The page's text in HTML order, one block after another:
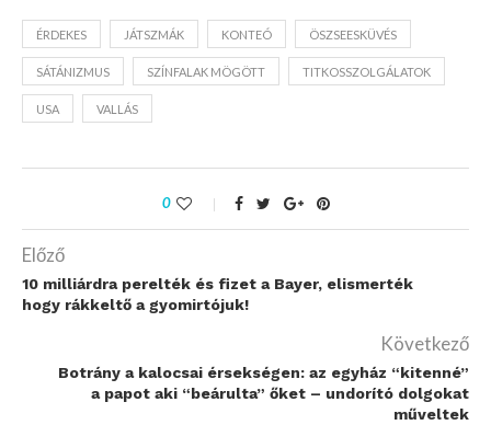
ÉRDEKES JÁTSZMÁK KONTEÓ ÖSZSEESKÜVÉS
SÁTÁNIZMUS SZÍNFALAK MÖGÖTT TITKOSSZOLGÁLATOK
USA VALLÁS
0
Előző
10 milliárdra perelték és fizet a Bayer, elismerték
hogy rákkeltő a gyomirtójuk!
Következő
Botrány a kalocsai érsekségen: az egyház “kitenné”
a papot aki “beárulta” őket – undorító dolgokat
műveltek